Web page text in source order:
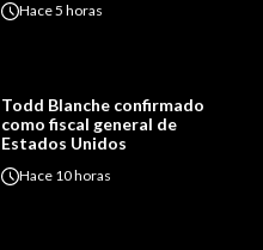
Hace5 horas
Todd Blanche confirmado
como fiscal general de
Estados Unidos
Hace 10 horas